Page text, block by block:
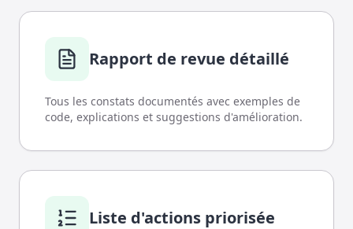
Rapport de revue détaillé
Tous les constats documentés avec exemples de
code, explications et suggestions d'amélioration.
Liste d'actions priorisée